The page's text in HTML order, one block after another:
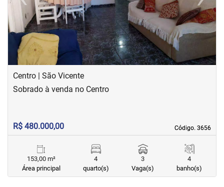
Previous Next
Centro | São Vicente
Código. 3656
Código. 3656
Sobrado à venda no Centro
R$ 480.000,00
153,00 m²
Área principal
4
quarto(s)
3
Vaga(s)
4
banho(s)